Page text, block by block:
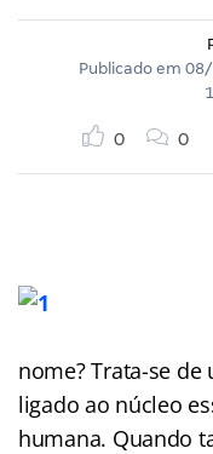
Publicado em
0 0
nome? Trata-se
ligado ao núcleo
humana. Quando